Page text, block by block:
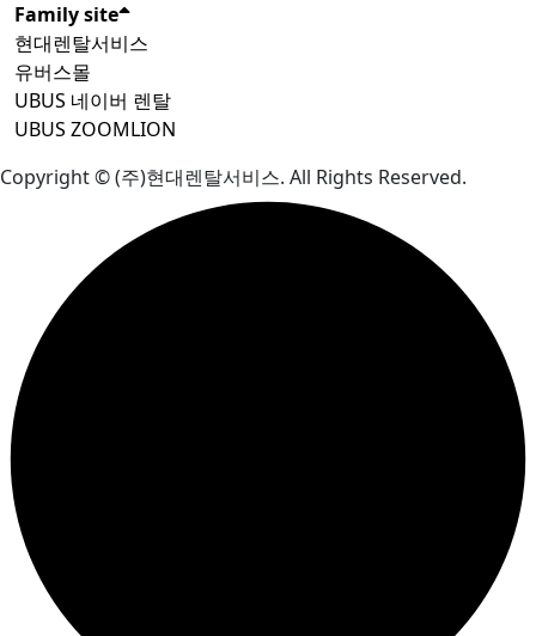
Family site
현대렌탈서비스
유버스몰
UBUS 네이버 렌탈
UBUS ZOOMLION
Copyright © (주)현대렌탈서비스. All Rights Reserved.